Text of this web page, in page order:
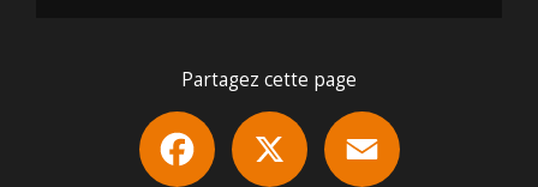
Partagez cette page
Facebook